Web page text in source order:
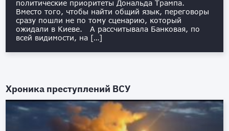
политические приоритеты Дональда Трампа.
Вместо того, чтобы найти общий язык, переговоры
сразу пошли не по тому сценарию, который
ожидали в Киеве. А рассчитывала Банковая, по
всей видимости, на […]
Хроника преступлений ВСУ